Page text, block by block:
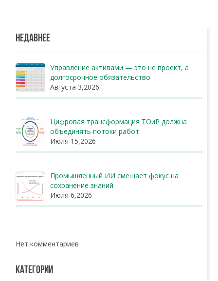
НЕДАВНЕЕ
Управление активами — это не проект, а
долгосрочное обязательство
Августа 3,2026
Цифровая трансформация ТОиР должна
объединять потоки работ
Июля 15,2026
Промышленный ИИ смещает фокус на
сохранение знаний
Июля 6,2026
Нет комментариев
КАТЕГОРИИ